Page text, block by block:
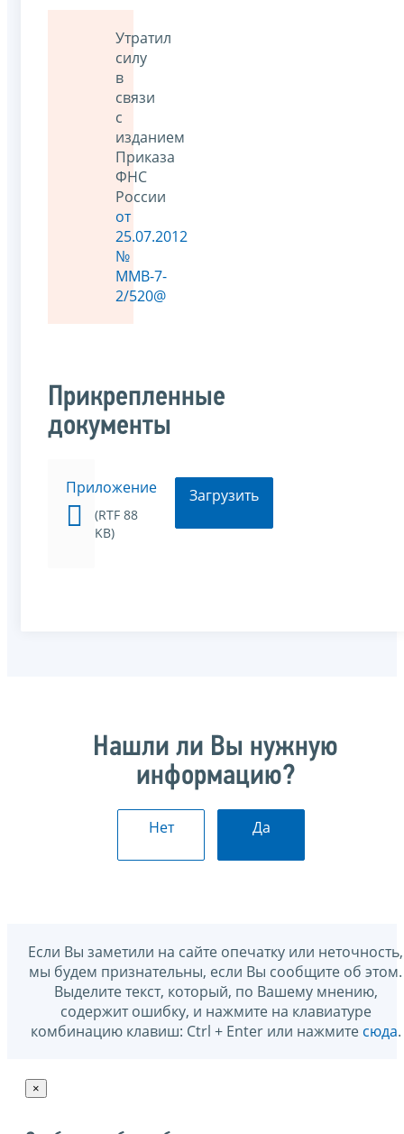
Утратил
силу
в
связи
с
изданием
Приказа
ФНС
России
от
25.07.2012
№
ММВ-7-
2/520@
Прикрепленные
документы
Приложение
(RTF 88
KB)
Загрузить
Нашли ли Вы нужную
информацию?
Нет Да
Если Вы заметили на сайте опечатку или неточность,
мы будем признательны, если Вы сообщите об этом.
Выделите текст, который, по Вашему мнению,
содержит ошибку, и нажмите на клавиатуре
комбинацию клавиш: Ctrl + Enter или нажмите сюда.
×